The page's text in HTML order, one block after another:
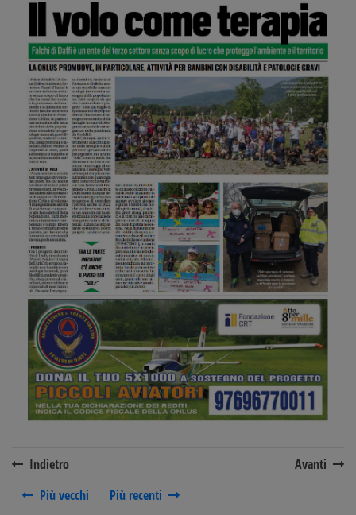
Più vecchi
Più recenti
Indietro Avanti